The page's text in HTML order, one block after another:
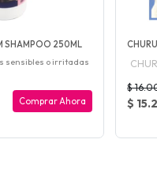
SHAMPOO 250ML
sensibles o irritadas
Comprar Ahora
$
$